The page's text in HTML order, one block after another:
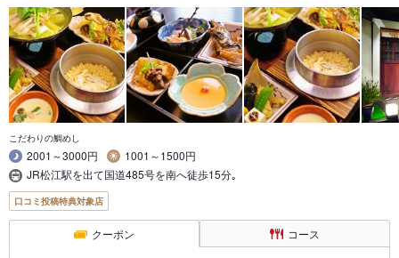
こだわりの鯛めし
2001～3000円
1001～1500円
JR松江駅を出て国道485号を南へ徒歩15分｡
口コミ投稿特典対象店
クーポン コース